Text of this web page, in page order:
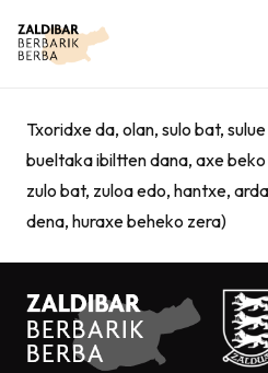
Txoridxe da, olan, sulo bat,
bueltaka ibiltten dana, axe beko
zulo bat, zuloa edo, hantxe,
dena, huraxe beheko zera)